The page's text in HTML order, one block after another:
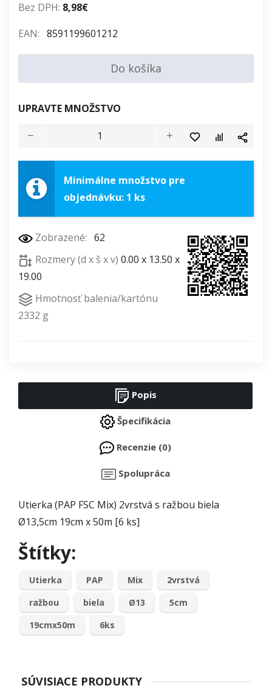
Bez DPH: 8,98€
EAN: 8591199601212
Do košíka
UPRAVTE MNOŽSTVO
Minimálne množstvo pre
objednávku: 1 ks
Zobrazené: 62
Rozmery (d x š x v) 0.00 x 13.50 x
19.00
Hmotnosť balenia/kartónu
2332 g
Popis
Špecifikácia
Recenzie (0)
Spolupráca
Utierka (PAP FSC Mix) 2vrstvá s ražbou biela
Ø13,5cm 19cm x 50m [6 ks]
Štítky:
Utierka PAP Mix
2vrstvá
ražbou
biela Ø13
5cm
19cmx50m
6ks
SÚVISIACE PRODUKTY